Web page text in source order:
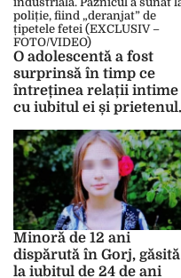
O adolescentă a fost
surprinsă în timp ce
întreținea relații intime
cu iubitul ei și prietenul
din zona industrială.
Paznicul a sunat la
poliție, fiind „deranjat”
de țipetele fetei
(EXCLUSIV –
FOTO/VIDEO)
Minoră de 12 ani
dispărută în Gorj, găsită
la iubitul de 24 de ani